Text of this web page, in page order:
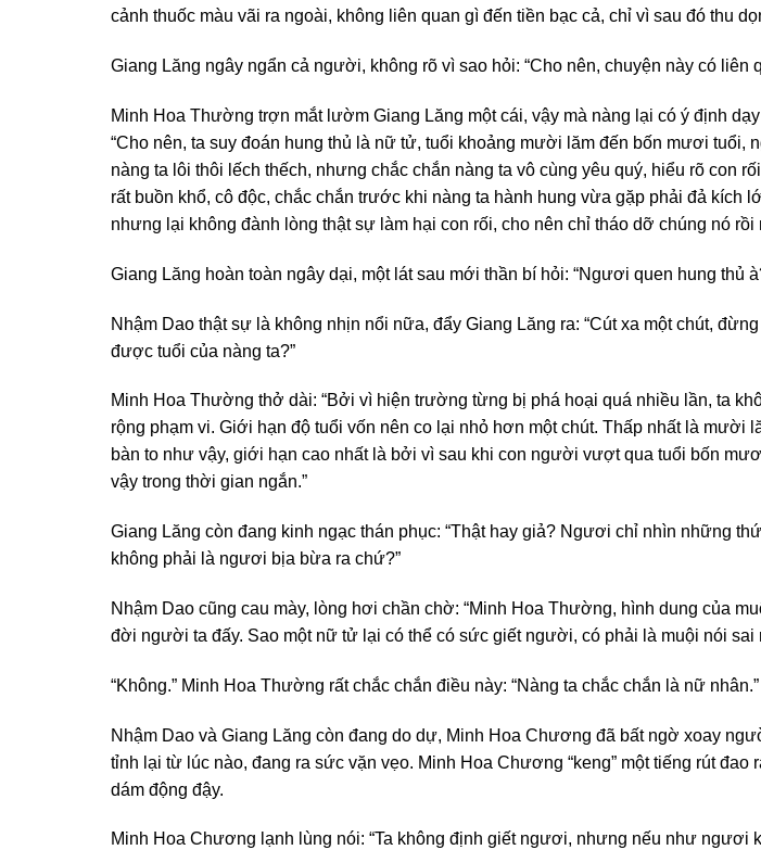
cảnh thuốc màu vãi ra ngoài, không liên quan gì đến tiền bạc cả, chỉ vì sau đó thu
Giang Lăng ngây ngẩn cả người, không rõ vì sao hỏi: “Cho nên, chuyện này có liên
Minh Hoa Thường trợn mắt lườm Giang Lăng một cái, vậy mà nàng lại có ý định
“Cho nên, ta suy đoán hung thủ là nữ tử, tuổi khoảng mười lăm đến bốn mươi
nàng ta lôi thôi lếch thếch, nhưng chắc chắn nàng ta vô cùng yêu quý, hiểu rõ con
rất buồn khổ, cô độc, chắc chắn trước khi nàng ta hành hung vừa gặp phải đả kích
nhưng lại không đành lòng thật sự làm hại con rối, cho nên chỉ tháo dỡ chúng nó
Giang Lăng hoàn toàn ngây dại, một lát sau mới thần bí hỏi: “Ngươi quen hung thủ
Nhậm Dao thật sự là không nhịn nổi nữa, đẩy Giang Lăng ra: “Cút xa một chút,
được tuổi của nàng ta?”
Minh Hoa Thường thở dài: “Bởi vì hiện trường từng bị phá hoại quá nhiều lần, ta
rộng phạm vi. Giới hạn độ tuổi vốn nên co lại nhỏ hơn một chút. Thấp nhất là
bàn to như vậy, giới hạn cao nhất là bởi vì sau khi con người vượt qua tuổi bốn
vậy trong thời gian ngắn.”
Giang Lăng còn đang kinh ngạc thán phục: “Thật hay giả? Ngươi chỉ nhìn những
không phải là ngươi bịa bừa ra chứ?”
Nhậm Dao cũng cau mày, lòng hơi chần chờ: “Minh Hoa Thường, hình dung của
đời người ta đấy. Sao một nữ tử lại có thể có sức giết người, có phải là muội nói sai
“Không.” Minh Hoa Thường rất chắc chắn điều này: “Nàng ta chắc chắn là nữ nhân.”
Nhậm Dao và Giang Lăng còn đang do dự, Minh Hoa Chương đã bất ngờ xoay
tỉnh lại từ lúc nào, đang ra sức vặn vẹo. Minh Hoa Chương “keng” một tiếng rút
dám động đậy.
Minh Hoa Chương lạnh lùng nói: “Ta không định giết ngươi, nhưng nếu như